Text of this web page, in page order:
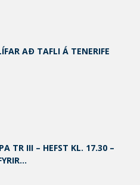
AÐ TAFLI Á TENERIFE
TR III – HEFST KL. 17.30 –